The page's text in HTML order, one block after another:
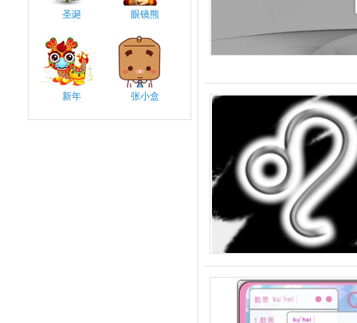
圣诞 眼镜熊
新年 张小盒